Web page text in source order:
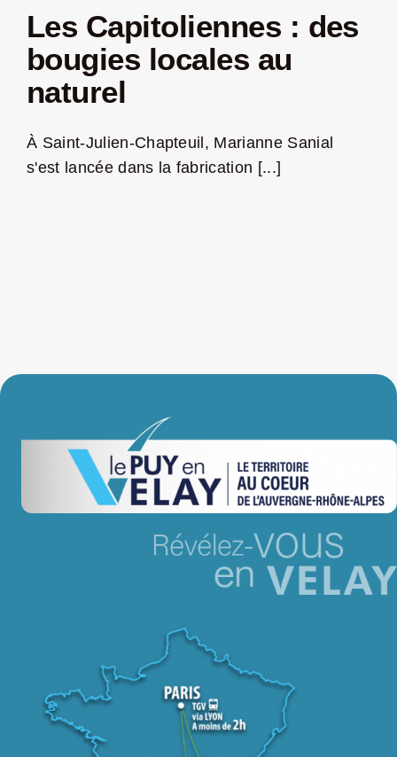
Les Capitoliennes : des
bougies locales au
naturel
À Saint-Julien-Chapteuil, Marianne Sanial
s'est lancée dans la fabrication [...]